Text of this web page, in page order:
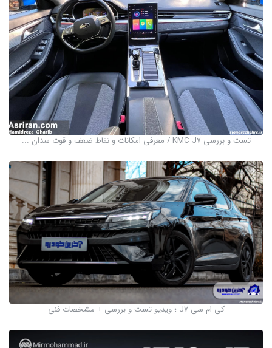
تست و بررسی KMC J7 / معرفی امکانات و نقاط ضعف و قوت سدان ...
کی ام سی J7 ؛ ویدیو تست و بررسی + مشخصات فنی